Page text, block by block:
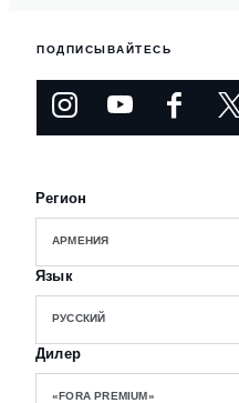
ПОДПИСЫВАЙТЕСЬ
Регион
АРМЕНИЯ
Язык
РУССКИЙ
Дилер
«FORA PREMIUM»